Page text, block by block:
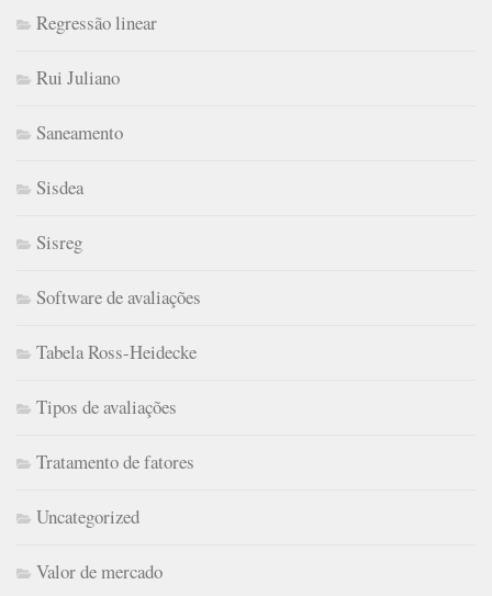
Regressão linear
Rui Juliano
Saneamento
Sisdea
Sisreg
Software de avaliações
Tabela Ross-Heidecke
Tipos de avaliações
Tratamento de fatores
Uncategorized
Valor de mercado